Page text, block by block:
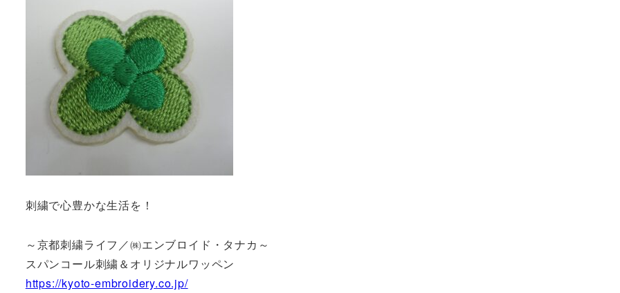
刺繍で心豊かな生活を！
～京都刺繍ライフ／㈱エンブロイド・タナカ～
スパンコール刺繍＆オリジナルワッペン
https://kyoto-embroidery.co.jp/